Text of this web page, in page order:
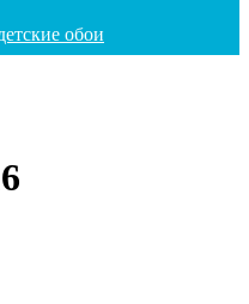
обои